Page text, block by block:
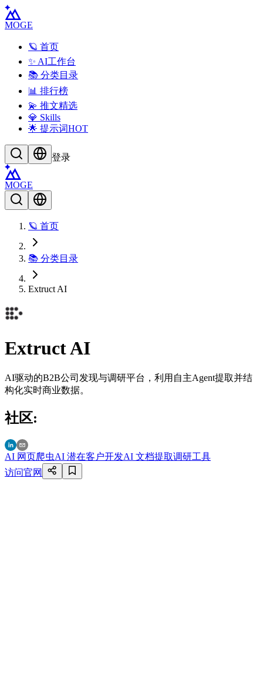
MOGE
🪐 首页
✨ AI工作台
📚 分类目录
📊 排行榜
💫 推文精选
💎 Skills
🌟 提示词HOT
登录
MOGE
🪐 首页
📚 分类目录
Extruct AI
Extruct AI
AI驱动的B2B公司发现与调研平台，利用自主Agent提取并结
构化实时商业数据。
社区:
AI 网页爬虫AI 潜在客户开发AI 文档提取调研工具
访问官网